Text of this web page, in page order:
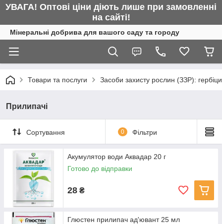
УВАГА! Оптові ціни діють лише при замовленні
на сайті!
Мінеральні добрива для вашого саду та городу
Товари та послуги Засоби захисту рослин (ЗЗР):
Прилипачі
Сортування 0 Фільтри
Акумулятор води Аквадар 20 г
Готово до відправки
28 ₴
Глюстен прилипач ад'ювант 25 мл